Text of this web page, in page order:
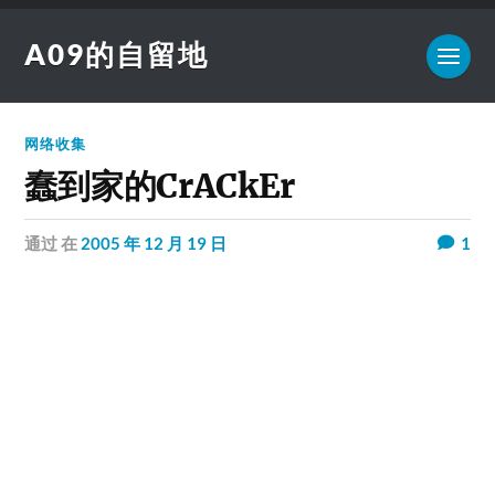
A09的自留地
网络收集
蠢到家的CrACkEr
通过在 2005 年 12 月 19 日 1